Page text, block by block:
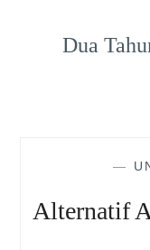
Dua
—
Alternatif